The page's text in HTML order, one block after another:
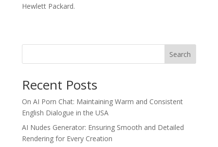
Hewlett Packard.
Search
Recent Posts
On AI Porn Chat: Maintaining Warm and Consistent
English Dialogue in the USA
AI Nudes Generator: Ensuring Smooth and Detailed
Rendering for Every Creation